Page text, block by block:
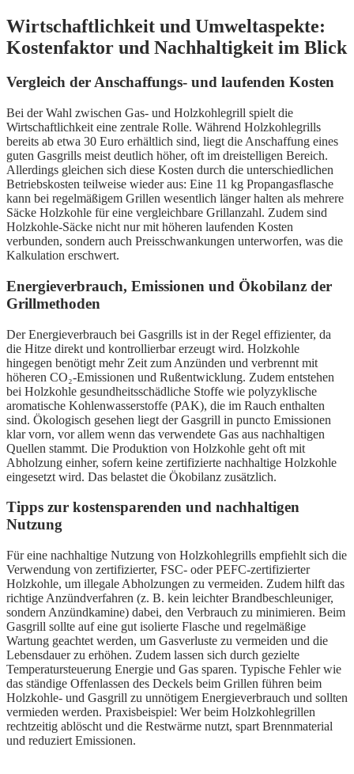
Wirtschaftlichkeit und Umweltaspekte:
Kostenfaktor und Nachhaltigkeit im Blick
Vergleich der Anschaffungs- und laufenden Kosten
Bei der Wahl zwischen Gas- und Holzkohlegrill spielt die
Wirtschaftlichkeit eine zentrale Rolle. Während Holzkohlegrills
bereits ab etwa 30 Euro erhältlich sind, liegt die Anschaffung eines
guten Gasgrills meist deutlich höher, oft im dreistelligen Bereich.
Allerdings gleichen sich diese Kosten durch die unterschiedlichen
Betriebskosten teilweise wieder aus: Eine 11 kg Propangasflasche
kann bei regelmäßigem Grillen wesentlich länger halten als mehrere
Säcke Holzkohle für eine vergleichbare Grillanzahl. Zudem sind
Holzkohle-Säcke nicht nur mit höheren laufenden Kosten
verbunden, sondern auch Preisschwankungen unterworfen, was die
Kalkulation erschwert.
Energieverbrauch, Emissionen und Ökobilanz der
Grillmethoden
Der Energieverbrauch bei Gasgrills ist in der Regel effizienter, da
die Hitze direkt und kontrollierbar erzeugt wird. Holzkohle
hingegen benötigt mehr Zeit zum Anzünden und verbrennt mit
höheren CO₂-Emissionen und Rußentwicklung. Zudem entstehen
bei Holzkohle gesundheitsschädliche Stoffe wie polyzyklische
aromatische Kohlenwasserstoffe (PAK), die im Rauch enthalten
sind. Ökologisch gesehen liegt der Gasgrill in puncto Emissionen
klar vorn, vor allem wenn das verwendete Gas aus nachhaltigen
Quellen stammt. Die Produktion von Holzkohle geht oft mit
Abholzung einher, sofern keine zertifizierte nachhaltige Holzkohle
eingesetzt wird. Das belastet die Ökobilanz zusätzlich.
Tipps zur kostensparenden und nachhaltigen
Nutzung
Für eine nachhaltige Nutzung von Holzkohlegrills empfiehlt sich die
Verwendung von zertifizierter, FSC- oder PEFC-zertifizierter
Holzkohle, um illegale Abholzungen zu vermeiden. Zudem hilft das
richtige Anzündverfahren (z. B. kein leichter Brandbeschleuniger,
sondern Anzündkamine) dabei, den Verbrauch zu minimieren. Beim
Gasgrill sollte auf eine gut isolierte Flasche und regelmäßige
Wartung geachtet werden, um Gasverluste zu vermeiden und die
Lebensdauer zu erhöhen. Zudem lassen sich durch gezielte
Temperatursteuerung Energie und Gas sparen. Typische Fehler wie
das ständige Offenlassen des Deckels beim Grillen führen beim
Holzkohle- und Gasgrill zu unnötigem Energieverbrauch und sollten
vermieden werden. Praxisbeispiel: Wer beim Holzkohlegrillen
rechtzeitig ablöscht und die Restwärme nutzt, spart Brennmaterial
und reduziert Emissionen.